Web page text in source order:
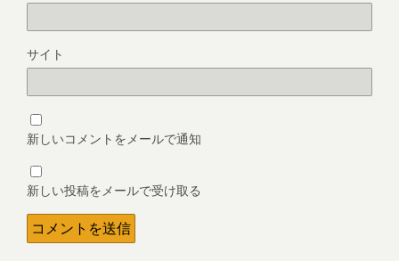
サイト
新しいコメントをメールで通知
新しい投稿をメールで受け取る